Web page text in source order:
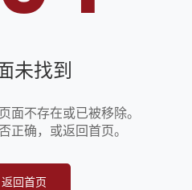
未找到
面不存在或已被移除。
正确，或返回首页。
返回首页